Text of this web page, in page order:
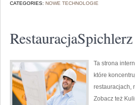
CATEGORIES: NOWE TECHNOLOGIE
RestauracjaSpichlerz
Ta strona
które
restauracjach,
Zobacz też